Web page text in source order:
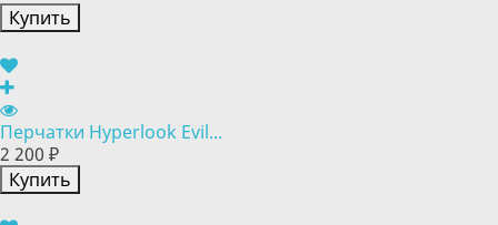
Купить
Перчатки Hyperlook Evil...
2 200 ₽
Купить